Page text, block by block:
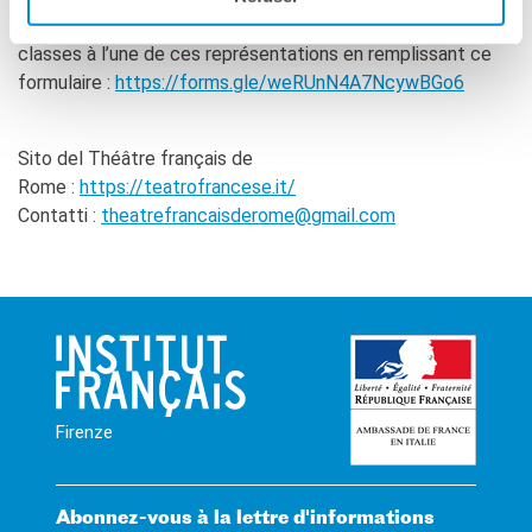
Vous pouvez exprimer votre intérêt à assister avec vos
classes à l’une de ces représentations en remplissant ce
formulaire : https://forms.gle/weRUnN4A7NcywBGo6
Sito del Théâtre français de
Rome : https://teatrofrancese.it/
Contatti : theatrefrancaisderome@gmail.com
Firenze
Abonnez-vous à la lettre d'informations